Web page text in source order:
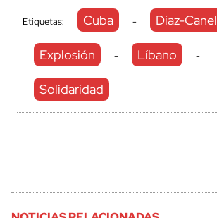
Etiquetas: Cuba - Díaz-Canel
Explosión - Líbano -
Solidaridad